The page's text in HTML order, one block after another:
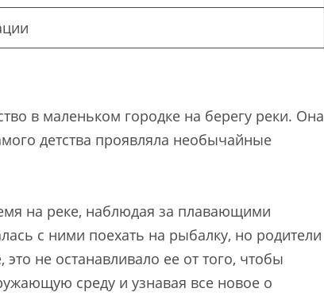
в маленьком городке на берегу реки. Она
детства проявляла необычайные
на реке, наблюдая за плавающими
с ними поехать на рыбалку, но родители
не останавливало ее от того, чтобы
среду и узнавая все новое о